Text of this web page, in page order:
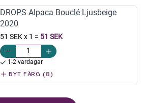
DROPS Alpaca Bouclé Ljusbeige
2020
51 SEK x 1 = 51 SEK
1-2 vardagar
BYT FÄRG (8)